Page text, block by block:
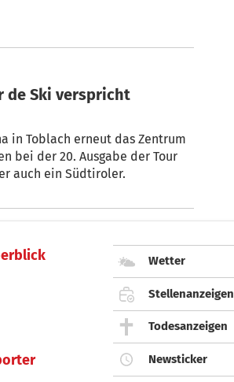
de Ski verspricht
in Toblach erneut das Zentrum
bei der 20. Ausgabe der Tour
auch ein Südtiroler.
Wetter
Stellenanzeigen
Todesanzeigen
Newsticker